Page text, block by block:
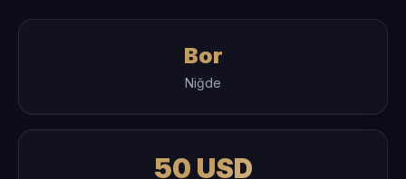
Bor
Niğde
50 USD